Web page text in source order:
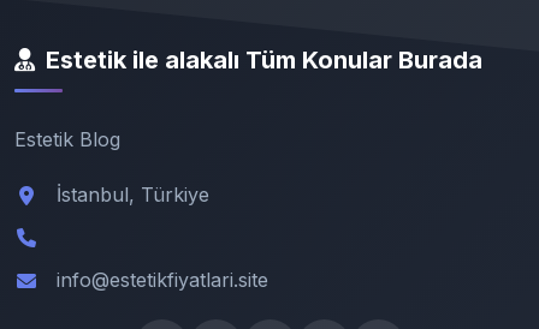
Estetik ile alakalı Tüm Konular Burada
Estetik Blog
İstanbul, Türkiye
info@estetikfiyatlari.site